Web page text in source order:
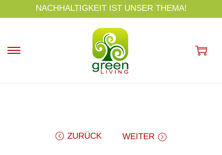
p
NACHHALTIGKEIT IST UNSER THEMA!
ZURÜCK WEITER